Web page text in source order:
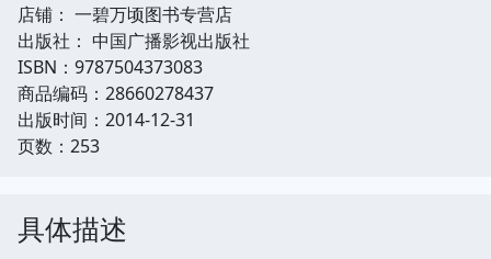
店铺： 一碧万顷图书专营店
出版社： 中国广播影视出版社
ISBN：9787504373083
商品编码：28660278437
出版时间：2014-12-31
页数：253
具体描述